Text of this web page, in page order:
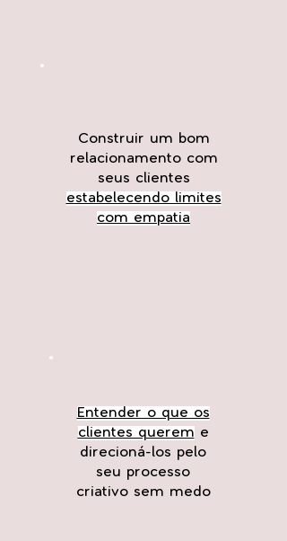
Construir um bom
relacionamento com
seus clientes
estabelecendo limites
com empatia
Entender o que os
clientes querem e
direcioná-los pelo
seu processo
criativo sem medo